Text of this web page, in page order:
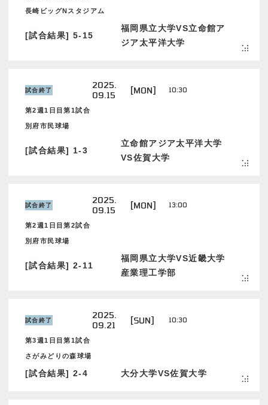
長崎ビッグNスタジアム
[試合結果] 5-15
福岡県立大学VS立命館ア
ジア太平洋大学
試合終了
2025.
09.15
[MON] 10:30
第2週1日目第1試合
別府市民球場
[試合結果] 1-3
立命館アジア太平洋大学
VS佐賀大学
試合終了
2025.
09.15
[MON] 13:00
第2週1日目第2試合
別府市民球場
[試合結果] 2-11
福岡県立大学VS近畿大学
産業理工学部
試合終了
2025.
09.21
[SUN] 10:30
第3週1日目第1試合
さがみどりの森球場
[試合結果] 2-4 大分大学VS佐賀大学